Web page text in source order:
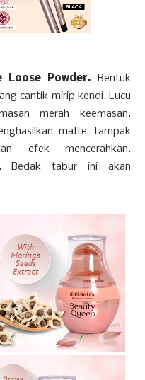
Loose Powder. Bentuk
cantik mirip kendi. Lucu
merah keemasan.
matte, tampak
efek mencerahkan.
Bedak tabur ini akan